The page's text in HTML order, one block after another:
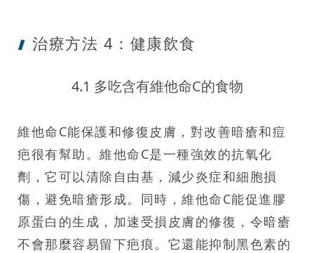
治療方法 4： 健康飲食
4.1 多吃含有維他命C的食物
維他命C能保護和修復皮膚，對改善暗瘡和痘
疤很有幫助。維他命C是一種強效的抗氧化
劑，它可以清除自由基，減少炎症和細胞損
傷，避免暗瘡形成。同時，維他命C能促進膠
原蛋白的生成，加速受損皮膚的修復，令暗瘡
不會那麼容易留下疤痕。它還能抑制黑色素的